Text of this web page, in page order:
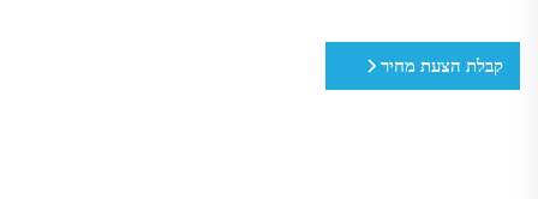
קבלת הצעת מחיר